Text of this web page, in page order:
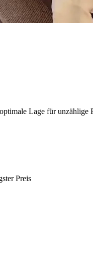
Lage für unzählige
Preis